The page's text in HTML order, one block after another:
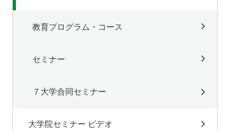
教育プログラム・コース
セミナー
７大学合同セミナー
大学院セミナー ビデオ